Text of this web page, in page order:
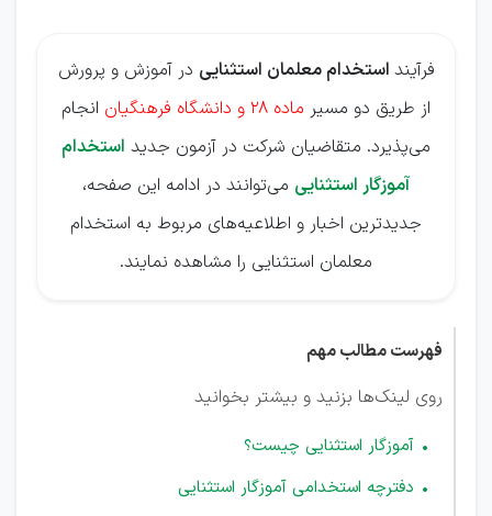
فرآیند استخدام معلمان استثنایی در آموزش و پرورش
از طریق دو مسیر ماده ۲۸ و دانشگاه فرهنگیان
انجام
می‌پذیرد. متقاضیان شرکت در آزمون جدید استخدام
آموزگار استثنایی می‌توانند در ادامه این صفحه،
جدیدترین اخبار و اطلاعیه‌های مربوط به استخدام
معلمان استثنایی را مشاهده نمایند.
فهرست مطالب مهم
روی لینک‌ها بزنید و بیشتر بخوانید
آموزگار استثنایی چیست؟
دفترچه استخدامی آموزگار استثنایی